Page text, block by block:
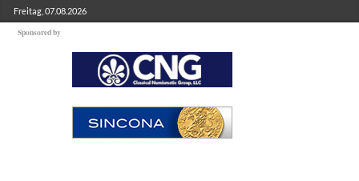
Freitag, 07.08.2026
Sponsored by